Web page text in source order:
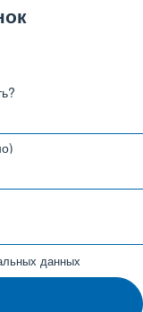
данных